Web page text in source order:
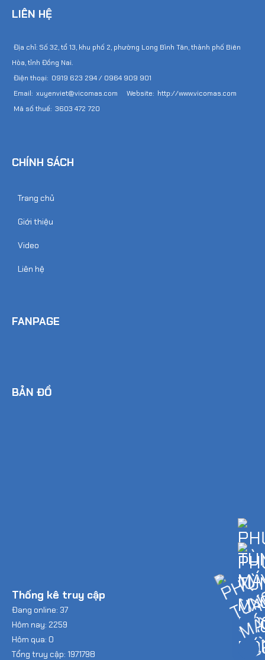
LIÊN HỆ
Địa chỉ: Số 32, tổ 13, khu phố 2, phường Long Bình Tân, thành phố Biên
Hòa, tỉnh Đồng Nai.
Điện thoại: 0919 623 294 / 0964 909 901
Email: xuyenviet@vicomas.com Website: http://www.vicomas.com
Mã số thuế: 3603 472 720
CHÍNH SÁCH
Trang chủ
Giới thiệu
Video
Liên hệ
FANPAGE
BẢN ĐỒ
Thống kê truy cập
Đang online: 37
Hôm nay: 2259
Hôm qua: 0
Tổng truy cập: 1971798